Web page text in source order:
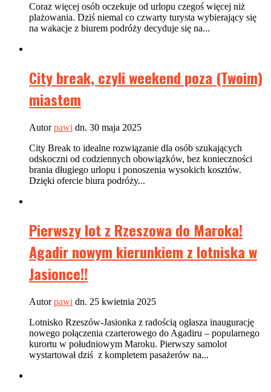
Coraz więcej osób oczekuje od urlopu czegoś więcej niż
plażowania. Dziś niemal co czwarty turysta wybierający się
na wakacje z biurem podróży decyduje się na...
City break, czyli weekend poza (Twoim)
miastem
Autorpawi dn. 30 maja 2025
City Break to idealne rozwiązanie dla osób szukających
odskoczni od codziennych obowiązków, bez konieczności
brania długiego urlopu i ponoszenia wysokich kosztów.
Dzięki ofercie biura podróży...
Pierwszy lot z Rzeszowa do Maroka!
Agadir nowym kierunkiem z lotniska w
Jasionce!!
Autorpawi dn. 25 kwietnia 2025
Lotnisko Rzeszów-Jasionka z radością ogłasza inaugurację
nowego połączenia czarterowego do Agadiru – popularnego
kurortu w południowym Maroku. Pierwszy samolot
wystartował dziś z kompletem pasażerów na...